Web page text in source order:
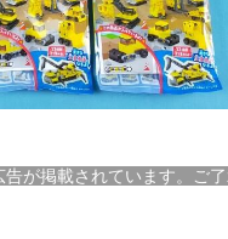
が掲載されています。ご